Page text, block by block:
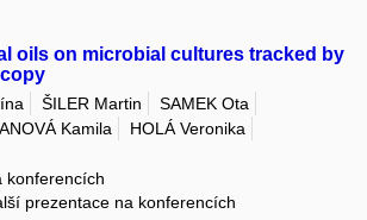
oils on microbial cultures tracked by
ŠILER Martin
SAMEK Ota
Kamila
HOLÁ Veronika
konferencích
prezentace na konferencích